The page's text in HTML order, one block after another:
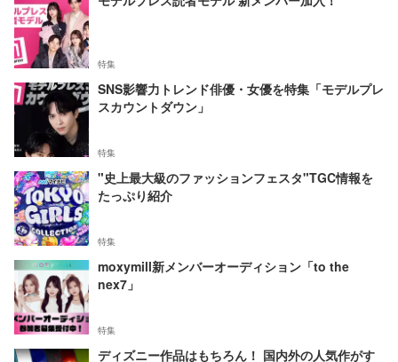
特集
SNS影響力トレンド俳優・女優を特集「モデルプレ
スカウントダウン」
特集
"史上最大級のファッションフェスタ"TGC情報を
たっぷり紹介
特集
moxymill新メンバーオーディション「to the
nex7」
特集
ディズニー作品はもちろん！ 国内外の人気作がす